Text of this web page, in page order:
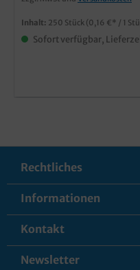
Inhalt: 250 Stück (0,16 €* / 1
Sofort verfügbar,
Rechtliches
Informationen
Kontakt
Newsletter